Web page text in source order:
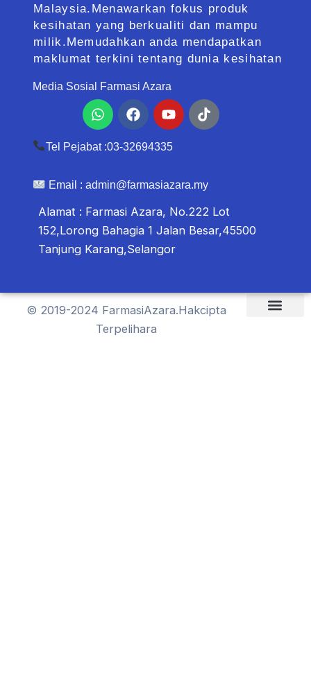
Malaysia.Menawarkan fokus produk
kesihatan yang berkualiti dan mampu
milik.Memudahkan anda mendapatkan
maklumat terkini tentang dunia kesihatan
Media Sosial Farmasi Azara
WhatsappFacebookYoutubeTiktok
Tel Pejabat :03-32694335
Email : admin@farmasiazara.my
Alamat : Farmasi Azara, No.222 Lot
152,Lorong Bahagia 1 Jalan Besar,45500
Tanjung Karang,Selangor
© 2019-2024 FarmasiAzara.Hakcipta
Terpelihara